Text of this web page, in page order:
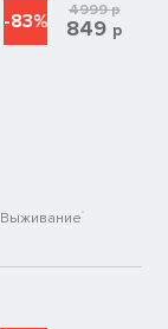
Выживание
-83% 4999р
849 р